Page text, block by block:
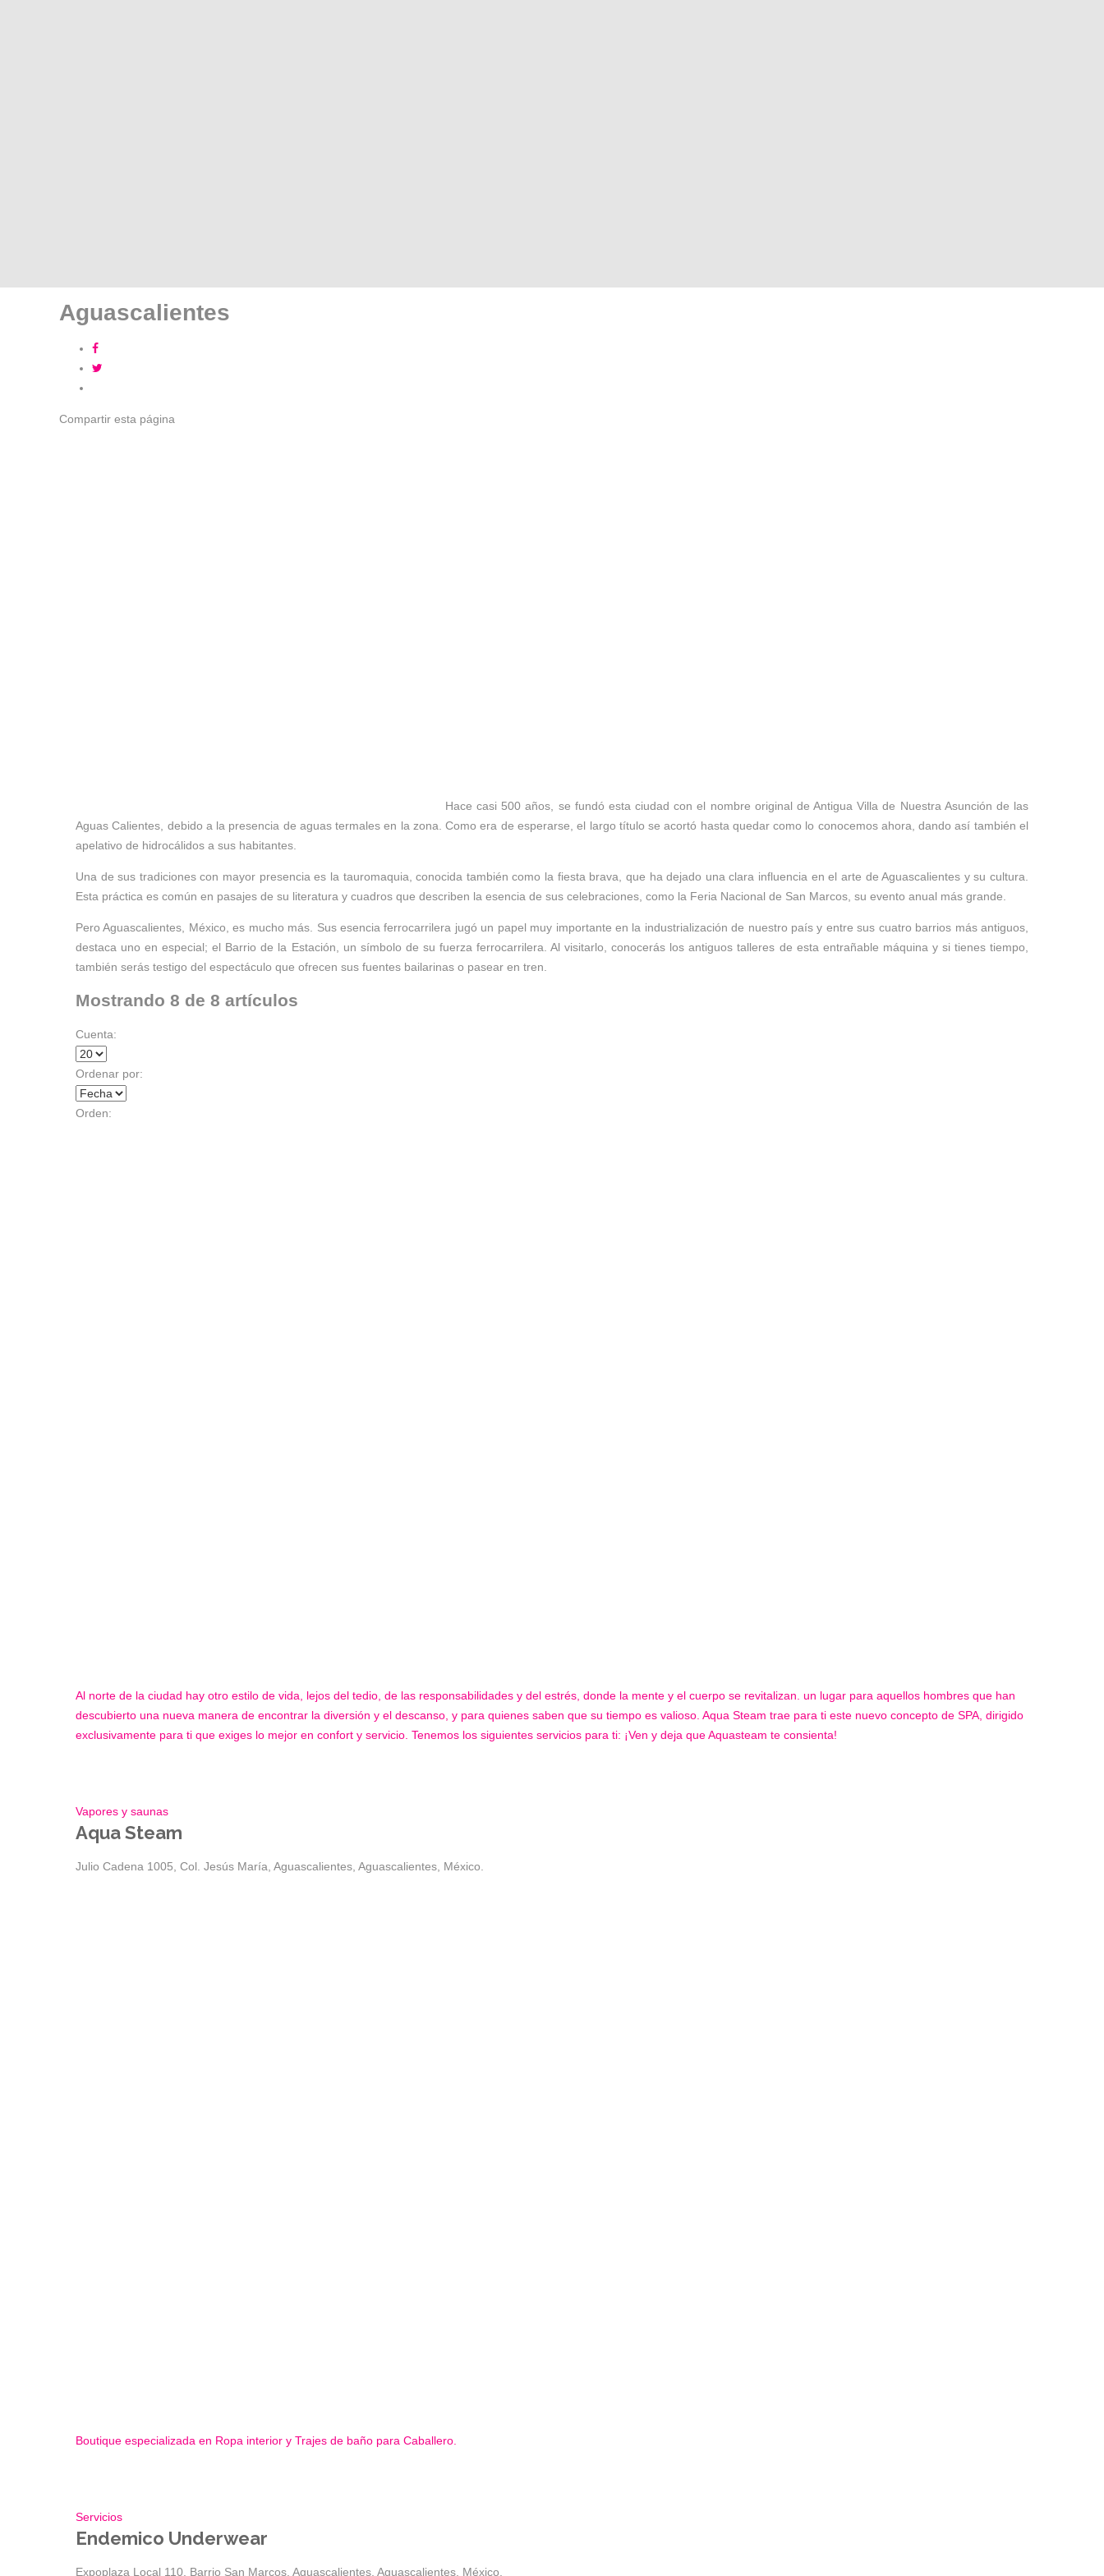
Aguascalientes
Compartir esta página
Hace casi 500 años, se fundó esta ciudad con el nombre original de Antigua Villa de Nuestra Asunción de las
Aguas Calientes, debido a la presencia de aguas termales en la zona. Como era de esperarse, el largo título se acortó hasta quedar como lo conocemos ahora, dando así también el
apelativo de hidrocálidos a sus habitantes.
Una de sus tradiciones con mayor presencia es la tauromaquia, conocida también como la fiesta brava, que ha dejado una clara influencia en el arte de Aguascalientes y su cultura.
Esta práctica es común en pasajes de su literatura y cuadros que describen la esencia de sus celebraciones, como la Feria Nacional de San Marcos, su evento anual más grande.
Pero Aguascalientes, México, es mucho más. Sus esencia ferrocarrilera jugó un papel muy importante en la industrialización de nuestro país y entre sus cuatro barrios más antiguos,
destaca uno en especial; el Barrio de la Estación, un símbolo de su fuerza ferrocarrilera. Al visitarlo, conocerás los antiguos talleres de esta entrañable máquina y si tienes tiempo,
también serás testigo del espectáculo que ofrecen sus fuentes bailarinas o pasear en tren.
Mostrando 8 de 8 artículos
Cuenta:
Ordenar por:
Orden:
Al norte de la ciudad hay otro estilo de vida, lejos del tedio, de las responsabilidades y del estrés, donde la mente y el cuerpo se revitalizan. un lugar para aquellos hombres que han
descubierto una nueva manera de encontrar la diversión y el descanso, y para quienes saben que su tiempo es valioso. Aqua Steam trae para ti este nuevo concepto de SPA, dirigido
exclusivamente para ti que exiges lo mejor en confort y servicio. Tenemos los siguientes servicios para ti: ¡Ven y deja que Aquasteam te consienta!
Vapores y saunas
Aqua Steam
Julio Cadena 1005, Col. Jesús María, Aguascalientes, Aguascalientes, México.
Boutique especializada en Ropa interior y Trajes de baño para Caballero.
Servicios
Endemico Underwear
Expoplaza Local 110, Barrio San Marcos, Aguascalientes, Aguascalientes, México.